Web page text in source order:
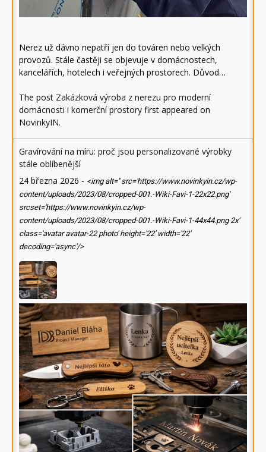
Nerez už dávno nepatří jen do továren nebo velkých
provozů. Stále častěji se objevuje v domácnostech,
kancelářích, hotelech i veřejných prostorech. Důvod…
The post Zakázková výroba z nerezu pro moderní
domácnosti i komerční prostory first appeared on
NovinkyIN.
Gravírování na míru: proč jsou personalizované výrobky
stále oblíbenější
24 března 2026 - <img alt='' src='https://www.novinkyin.cz/wp-
content/uploads/2023/08/cropped-001.-Wiki-Favi-1-22x22.png'
srcset='https://www.novinkyin.cz/wp-
content/uploads/2023/08/cropped-001.-Wiki-Favi-1-44x44.png 2x'
class='avatar avatar-22 photo' height='22' width='22'
decoding='async'/>